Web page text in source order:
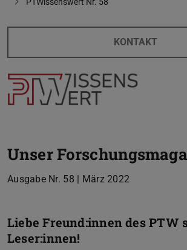
KONTAKT
Unser
Ausgabe Nr. 58 | März 2022
Liebe Freund:innen des PTW
Leser:innen!